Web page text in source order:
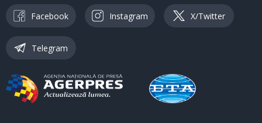
Facebook Instagram X/Twitter
Telegram